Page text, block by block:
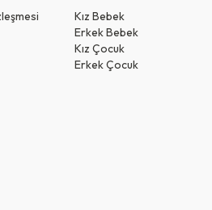
Kız Bebek
Erkek Bebek
Kız Çocuk
Erkek Çocuk